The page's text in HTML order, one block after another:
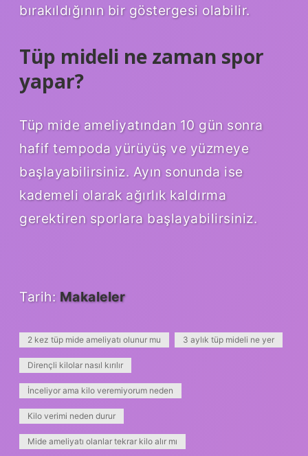
bırakıldığının bir göstergesi olabilir.
Tüp mideli ne zaman spor
yapar?
Tüp mide ameliyatından 10 gün sonra
hafif tempoda yürüyüş ve yüzmeye
başlayabilirsiniz. Ayın sonunda ise
kademeli olarak ağırlık kaldırma
gerektiren sporlara başlayabilirsiniz.
Tarih: Makaleler
2 kez tüp mide ameliyatı olunur mu 3 aylık tüp mideli ne yer
Dirençli kilolar nasıl kırılır
İnceliyor ama kilo veremiyorum neden
Kilo verimi neden durur
Mide ameliyatı olanlar tekrar kilo alır mı